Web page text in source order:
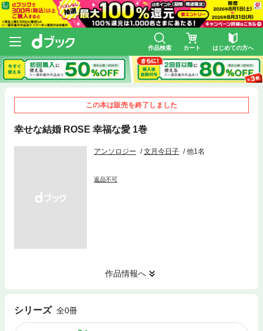
作品検索 カート はじめての方へ
この本は販売を終了しました
幸せな結婚 ROSE 幸福な愛 1巻
アンソロジー 文月今日子 他1名
返品不可
作品情報へ
シリーズ 全0冊